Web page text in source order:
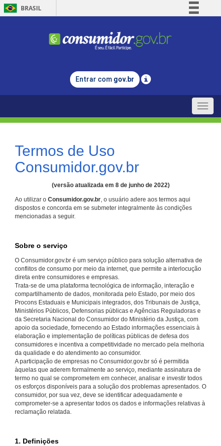
BRASIL
Comunica BR
Legislação
Entrar com gov.br
Toggle
Termos de Uso
Consumidor.gov.br
(versão atualizada em 8 de junho de 2022)
Ao utilizar o Consumidor.gov.br, o usuário adere aos termos aqui
dispostos e concorda em se submeter integralmente às condições
mencionadas a seguir.
Sobre o serviço
O Consumidor.gov.br é um serviço público para solução alternativa de
conflitos de consumo por meio da internet, que permite a interlocução
direta entre consumidores e empresas.
Trata-se de uma plataforma tecnológica de informação, interação e
compartilhamento de dados, monitorada pelo Estado, por meio dos
Procons Estaduais e Municipais integrados, dos Tribunais de Justiça,
Ministérios Públicos, Defensorias públicas e Agências Reguladoras e
da Secretaria Nacional do Consumidor do Ministério da Justiça, com
apoio da sociedade, fornecendo ao Estado informações essenciais à
elaboração e implementação de políticas públicas de defesa dos
consumidores e incentiva a competitividade no mercado pela melhoria
da qualidade e do atendimento ao consumidor.
A participação de empresas no Consumidor.gov.br só é permitida
àquelas que aderem formalmente ao serviço, mediante assinatura de
termo no qual se comprometem em conhecer, analisar e investir todos
os esforços disponíveis para a solução dos problemas apresentados. O
consumidor, por sua vez, deve se identificar adequadamente e
comprometer-se a apresentar todos os dados e informações relativas à
reclamação relatada.
1. Definições